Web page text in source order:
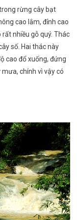
rừng cây bạt
cao lắm, đỉnh cao
nhiều gỗ quý. Thác
số. Hai thác này
cao đổ xuống, đứng
chính vì vậy có